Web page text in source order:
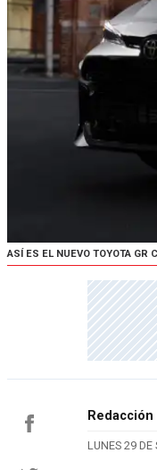
ASÍ ES EL NUEVO TOYOTA GR
LUNES 29 DE